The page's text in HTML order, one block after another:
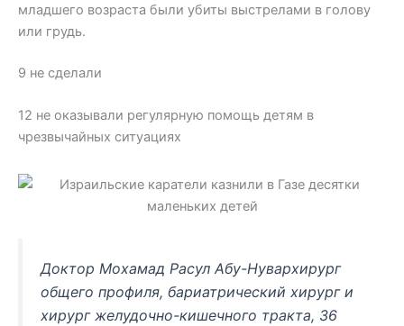
младшего возраста были убиты выстрелами в голову
или грудь.
9 не сделали
12 не оказывали регулярную помощь детям в
чрезвычайных ситуациях
Доктор Мохамад Расул Абу-Нувархирург
общего профиля, бариатрический хирург и
хирург желудочно-кишечного тракта, 36